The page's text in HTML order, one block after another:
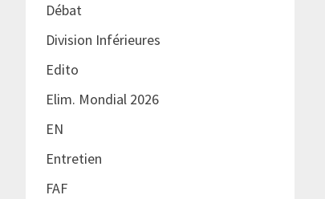
Débat
Division Inférieures
Edito
Elim. Mondial 2026
EN
Entretien
FAF